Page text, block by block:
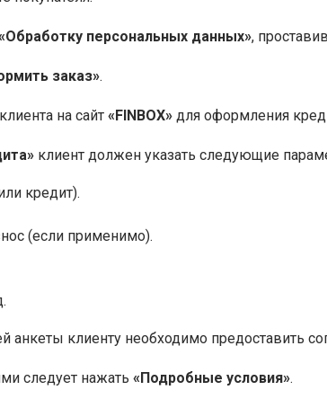
персональных данных»,
заказ».
на сайт «FINBOX» для оформления
клиент должен указать следующие
кредит).
(если применимо).
анкеты клиенту необходимо предоставить
следует нажать «Подробные условия».